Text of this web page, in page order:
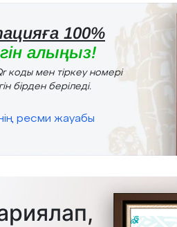
100%
алыңыз!
коды мен тіркеу номері
бірден беріледі.
ресми жауабы